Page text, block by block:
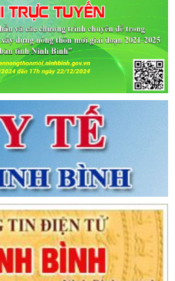
-Ngày hiệu lực: (02/07/2021)